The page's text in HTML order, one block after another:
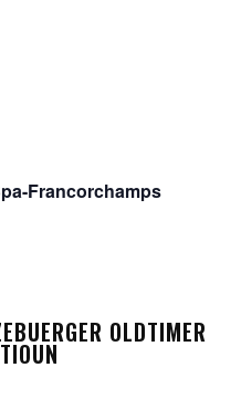
Francorchamps
OLDTIMER